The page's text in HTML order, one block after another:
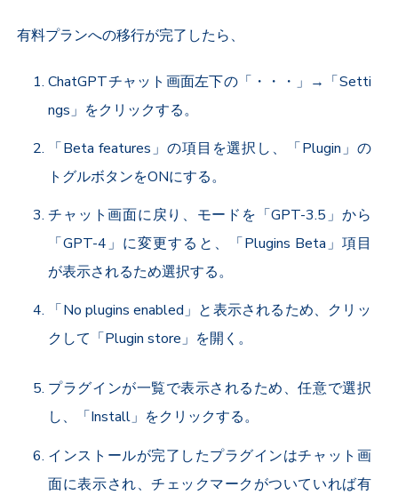
有料プランへの移行が完了したら、
ChatGPTチャット画面左下の「・・・」→「Setti
ngs」をクリックする。
「Beta features」の項目を選択し、「Plugin」の
トグルボタンをONにする。
チャット画面に戻り、モードを「GPT-3.5」から
「GPT-4」に変更すると、「Plugins Beta」項目
が表示されるため選択する。
「No plugins enabled」と表示されるため、クリッ
クして「Plugin store」を開く。
プラグインが一覧で表示されるため、任意で選択
し、「Install」をクリックする。
インストールが完了したプラグインはチャット画
面に表示され、チェックマークがついていれば有